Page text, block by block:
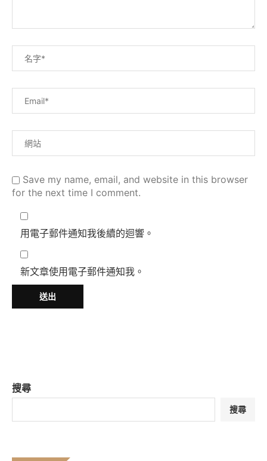
Save my name, email, and website in this browser
for the next time I comment.
用電子郵件通知我後續的迴響。
新文章使用電子郵件通知我。
搜尋
搜尋